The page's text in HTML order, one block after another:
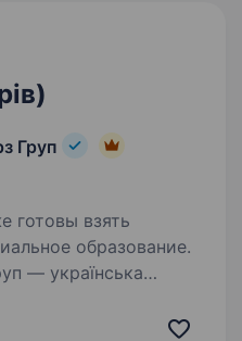
Груп
готовы взять
образование.
— українська
регіоні,